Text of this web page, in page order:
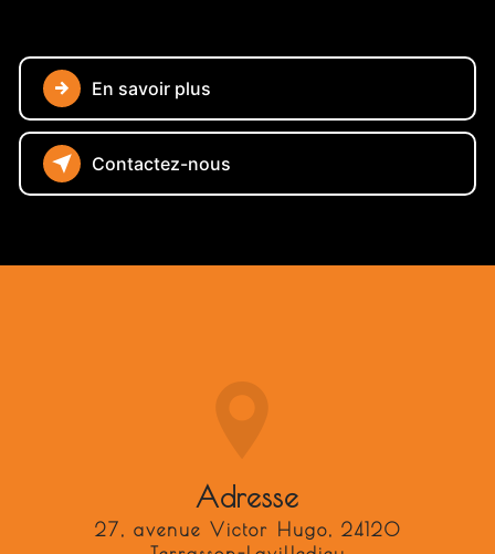
En savoir plus
Contactez-nous
Adresse
27, avenue Victor Hugo, 24120